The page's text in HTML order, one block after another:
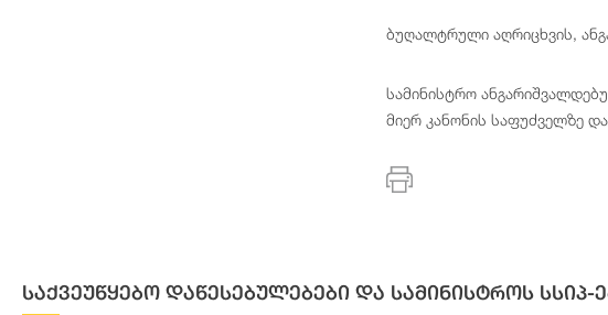
ბუღალტრული აღრიცხვის,
სამინისტრო
მიერ კანონის საფუძველზე
საქვეუწყებო დაწესებულებები და სამინისტროს სსიპ-